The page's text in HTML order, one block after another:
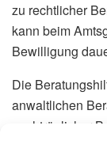
zu rechtlicher
kann beim
Bewilligung
Die
anwaltlichen
nachträglicher
dass der